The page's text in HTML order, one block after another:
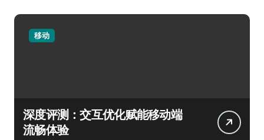
移动
深度评测：交互优化赋能移动端
流畅体验